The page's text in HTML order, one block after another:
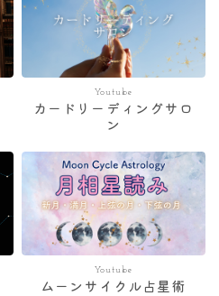
Youtube
カードリーディングサロ
ン
Youtube
ムーンサイクル占星術